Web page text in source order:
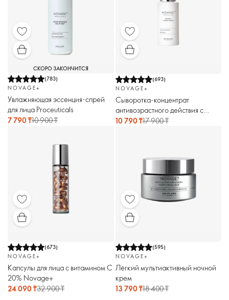
СКОРО ЗАКОНЧИТСЯ
(783)
NOVAGE+
Увлажняющая эссенция-спрей
для лица Proceuticals
7 790 ₸10 900 ₸
(693)
NOVAGE+
Сыворотка-концентрат
антивозрастного действия с
ретинолом Novage+
10 790 ₸17 900 ₸
(673)
NOVAGE+
Капсулы для лица с витамином С
20% Novage+
24 090 ₸32 900 ₸
(595)
NOVAGE+
Лёгкий мультиактивный ночной
крем
13 790 ₸18 400 ₸